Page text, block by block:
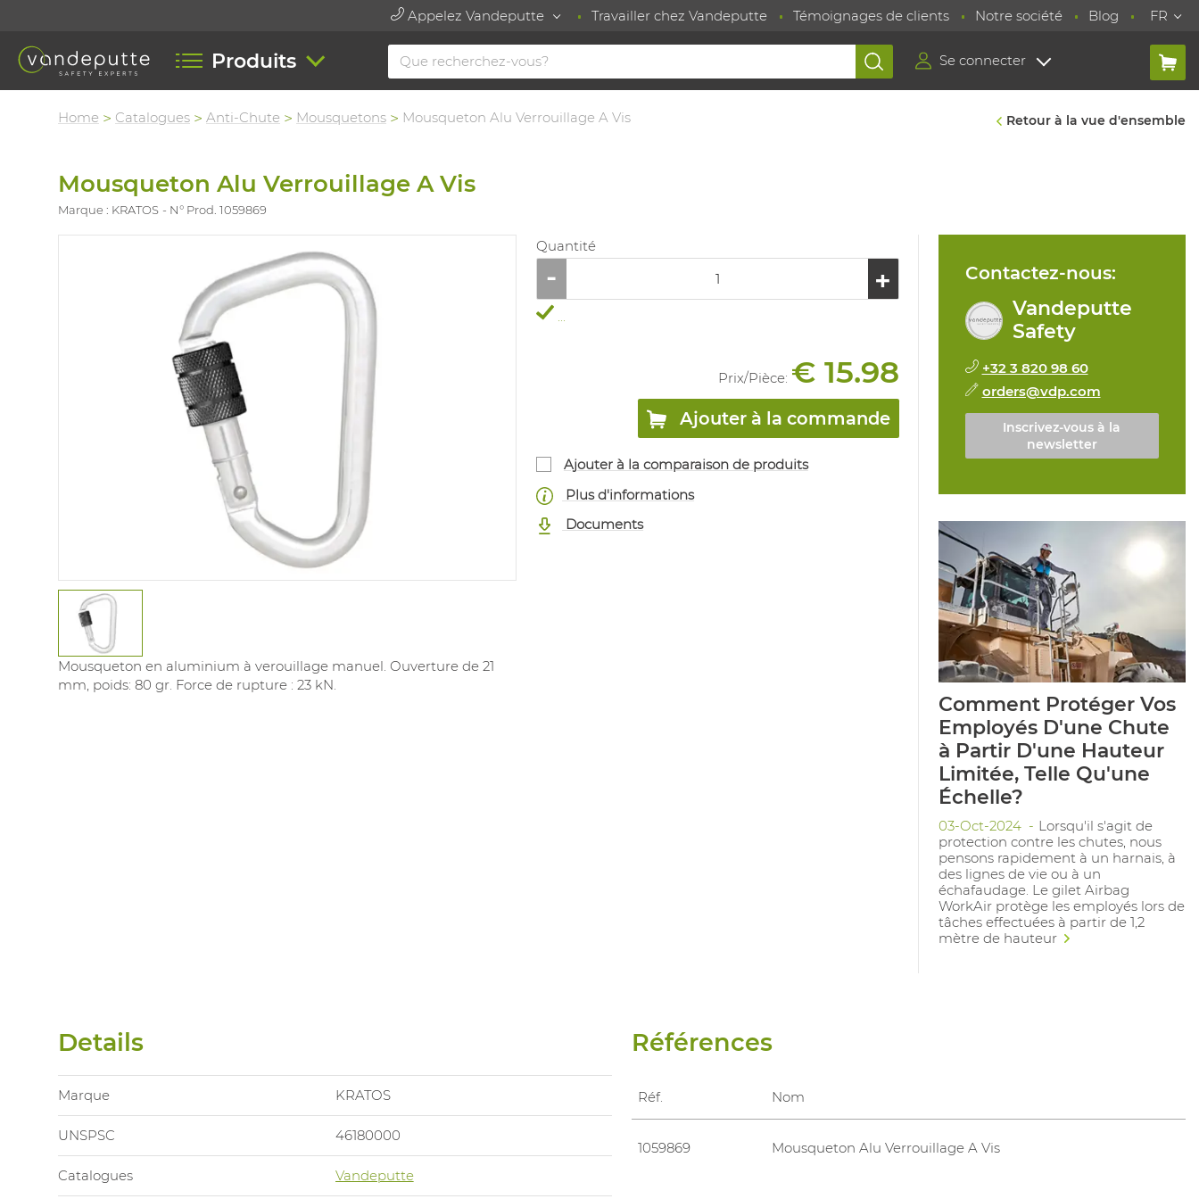
Appelez Vandeputte Travailler chez Vandeputte Témoignages de clients Notre société Blog FR
Produits Se connecter
Home Catalogues Anti-Chute Mousquetons Mousqueton Alu Verrouillage A Vis Retour à la vue d'ensemble
Mousqueton Alu Verrouillage A Vis
Marque : KRATOS N° Prod. 1059869
Mousqueton en aluminium à verouillage manuel. Ouverture de 21
mm, poids: 80 gr. Force de rupture : 23 kN.
Quantité
...
Prix/Pièce: € 15.98
Ajouter à la commande
Ajouter à la comparaison de produits
Plus d'informations
Documents
Contactez-nous:
Vandeputte
Safety
+32 3 820 98 60
orders@vdp.com
Inscrivez-vous à la
newsletter
Comment Protéger Vos
Employés D'une Chute
à Partir D'une Hauteur
Limitée, Telle Qu'une
Échelle?
03-Oct-2024
Lorsqu'il s'agit de
protection contre les chutes, nous
pensons rapidement à un harnais, à
des lignes de vie ou à un
échafaudage. Le gilet Airbag
WorkAir protège les employés lors de
tâches effectuées à partir de 1,2
mètre de hauteur
Details
Marque KRATOS
UNSPSC 46180000
Catalogues Vandeputte
Références
Réf. Nom
1059869 Mousqueton Alu Verrouillage A Vis